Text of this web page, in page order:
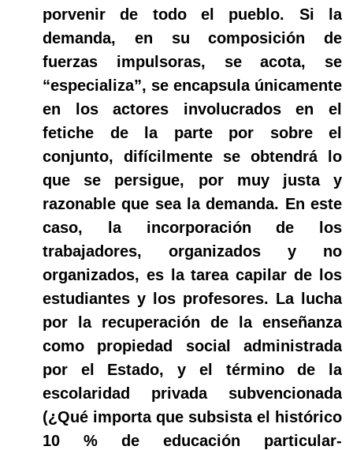
porvenir de todo el pueblo. Si la
demanda, en su composición de
fuerzas impulsoras, se acota, se
“especializa”, se encapsula únicamente
en los actores involucrados en el
fetiche de la parte por sobre el
conjunto, difícilmente se obtendrá lo
que se persigue, por muy justa y
razonable que sea la demanda. En este
caso, la incorporación de los
trabajadores, organizados y no
organizados, es la tarea capilar de los
estudiantes y los profesores. La lucha
por la recuperación de la enseñanza
como propiedad social administrada
por el Estado, y el término de la
escolaridad privada subvencionada
(¿Qué importa que subsista el histórico
10 % de educación particular-